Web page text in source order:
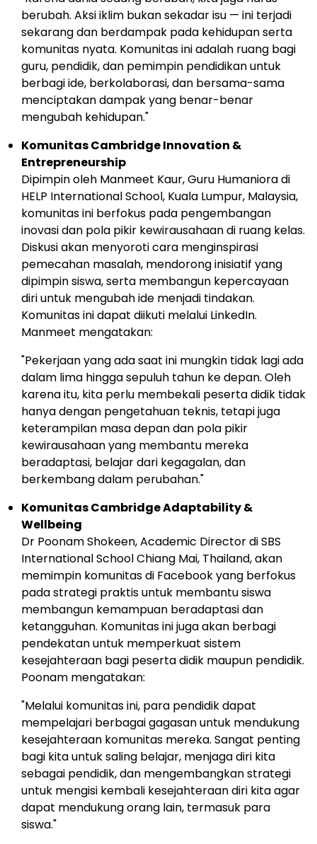
berubah. Aksi iklim bukan sekadar isu — ini terjadi
sekarang dan berdampak pada kehidupan serta
komunitas nyata. Komunitas ini adalah ruang bagi
guru, pendidik, dan pemimpin pendidikan untuk
berbagi ide, berkolaborasi, dan bersama-sama
menciptakan dampak yang benar-benar
mengubah kehidupan."
Komunitas Cambridge Innovation &
Entrepreneurship
Dipimpin oleh Manmeet Kaur, Guru Humaniora di
HELP International School, Kuala Lumpur, Malaysia,
komunitas ini berfokus pada pengembangan
inovasi dan pola pikir kewirausahaan di ruang kelas.
Diskusi akan menyoroti cara menginspirasi
pemecahan masalah, mendorong inisiatif yang
dipimpin siswa, serta membangun kepercayaan
diri untuk mengubah ide menjadi tindakan.
Komunitas ini dapat diikuti melalui LinkedIn.
Manmeet mengatakan:
"Pekerjaan yang ada saat ini mungkin tidak lagi ada
dalam lima hingga sepuluh tahun ke depan. Oleh
karena itu, kita perlu membekali peserta didik tidak
hanya dengan pengetahuan teknis, tetapi juga
keterampilan masa depan dan pola pikir
kewirausahaan yang membantu mereka
beradaptasi, belajar dari kegagalan, dan
berkembang dalam perubahan."
Komunitas Cambridge Adaptability &
Wellbeing
Dr Poonam Shokeen, Academic Director di SBS
International SchoolChiang Mai, Thailand, akan
memimpin komunitas di Facebook yang berfokus
pada strategi praktis untuk membantu siswa
membangun kemampuan beradaptasi dan
ketangguhan. Komunitas ini juga akan berbagi
pendekatan untuk memperkuat sistem
kesejahteraan bagi peserta didik maupun pendidik.
Poonam mengatakan:
"Melalui komunitas ini, para pendidik dapat
mempelajari berbagai gagasan untuk mendukung
kesejahteraan komunitas mereka. Sangat penting
bagi kita untuk saling belajar, menjaga diri kita
sebagai pendidik, dan mengembangkan strategi
untuk mengisi kembali kesejahteraan diri kita agar
dapat mendukung orang lain, termasuk para
siswa."